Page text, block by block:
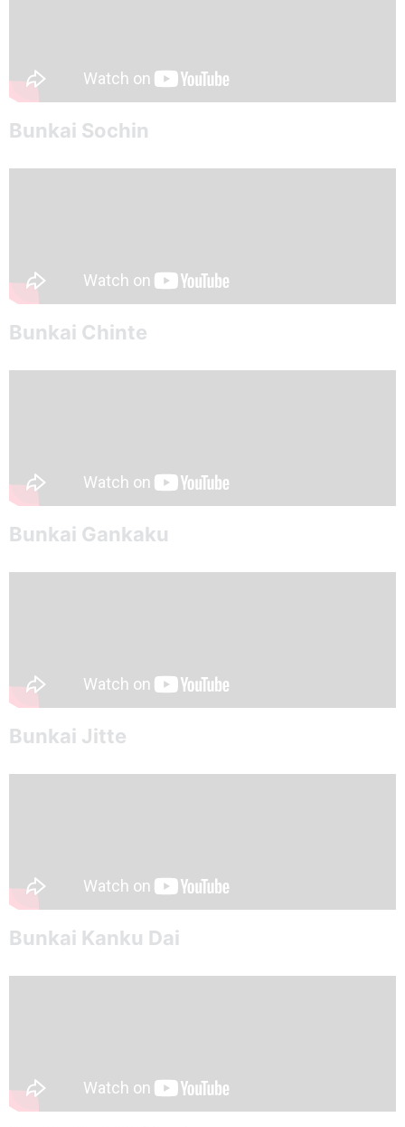
Bunkai Sochin
Bunkai Chinte
Bunkai Gankaku
Bunkai Jitte
Bunkai Kanku Dai